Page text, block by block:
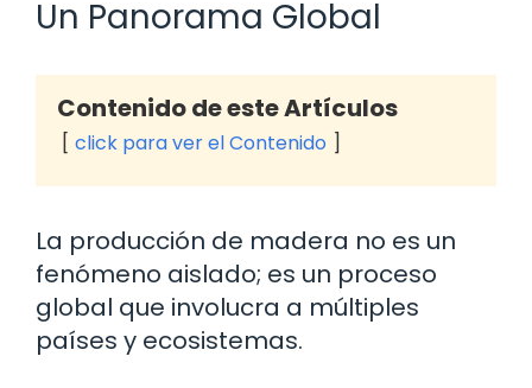
Un Panorama Global
Contenido de este Artículos
click para ver el Contenido
La producción de madera no es un
fenómeno aislado; es un proceso
global que involucra a múltiples
países y ecosistemas.